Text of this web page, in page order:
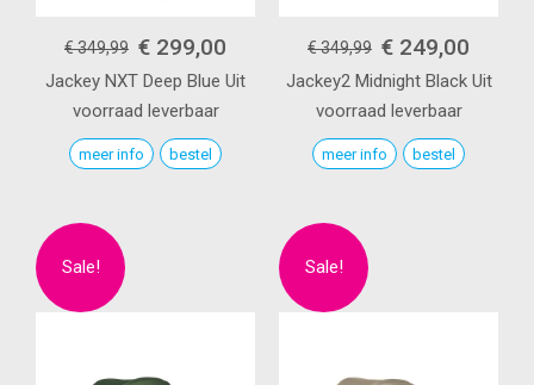
€ 349,99 € 299,00
Jackey NXT Deep Blue Uit
voorraad leverbaar
meer info bestel
€ 349,99 € 249,00
Jackey2 Midnight Black Uit
voorraad leverbaar
meer info bestel